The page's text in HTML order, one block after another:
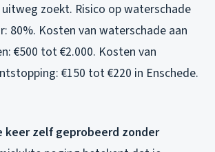
zoekt. Risico op waterschade
80%. Kosten van waterschade aan
€500 tot €2.000. Kosten van
€150 tot €220 in Enschede.
keer zelf geprobeerd zonder